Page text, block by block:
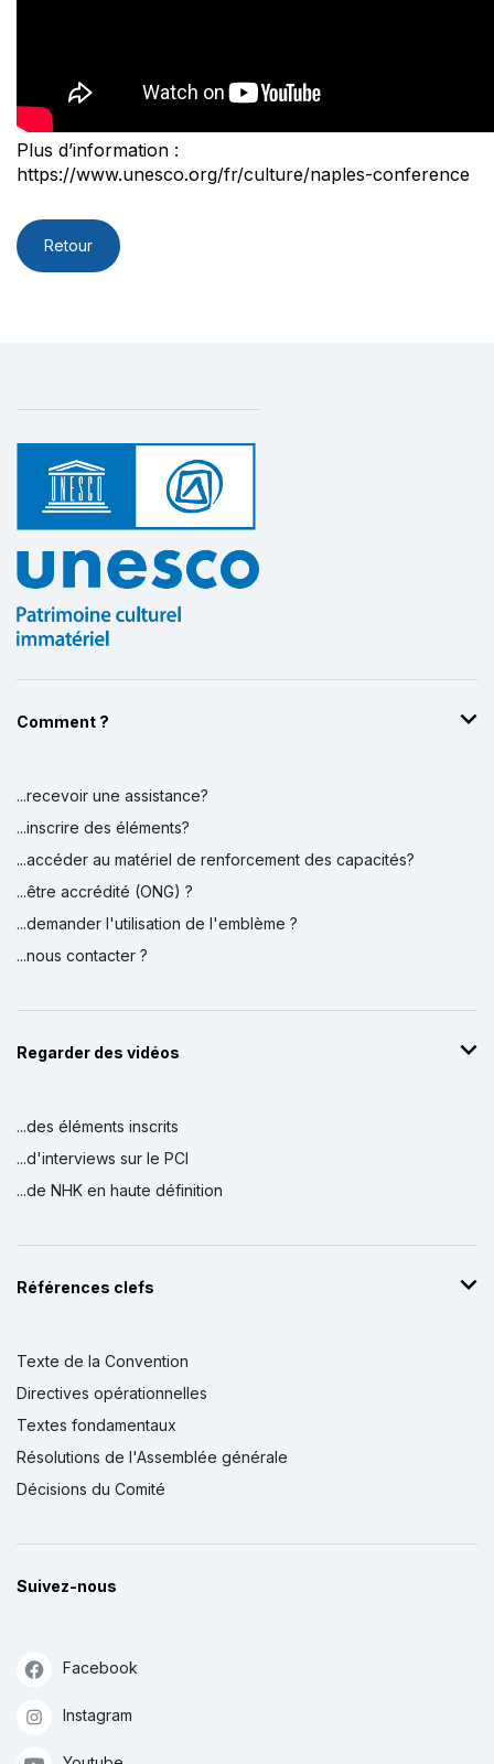
Plus d’information :
https://www.unesco.org/fr/culture/naples-conference
Retour
Comment ?
...recevoir une assistance?
...inscrire des éléments?
...accéder au matériel de renforcement des capacités?
...être accrédité (ONG) ?
...demander l'utilisation de l'emblème ?
...nous contacter ?
Regarder des vidéos
...des éléments inscrits
...d'interviews sur le PCI
...de NHK en haute définition
Références clefs
Texte de la Convention
Directives opérationnelles
Textes fondamentaux
Résolutions de l'Assemblée générale
Décisions du Comité
Suivez-nous
Facebook
Instagram